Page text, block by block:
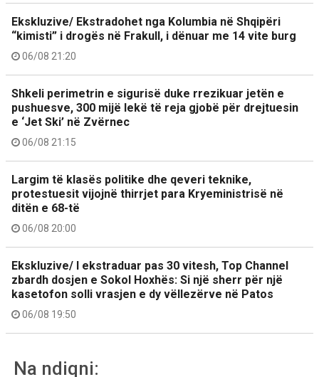
Ekskluzive/ Ekstradohet nga Kolumbia në Shqipëri
“kimisti” i drogës në Frakull, i dënuar me 14 vite burg
06/08 21:20
Shkeli perimetrin e sigurisë duke rrezikuar jetën e
pushuesve, 300 mijë lekë të reja gjobë për drejtuesin
e ‘Jet Ski’ në Zvërnec
06/08 21:15
Largim të klasës politike dhe qeveri teknike,
protestuesit vijojnë thirrjet para Kryeministrisë në
ditën e 68-të
06/08 20:00
Ekskluzive/ I ekstraduar pas 30 vitesh, Top Channel
zbardh dosjen e Sokol Hoxhës: Si një sherr për një
kasetofon solli vrasjen e dy vëllezërve në Patos
06/08 19:50
Na ndiqni: